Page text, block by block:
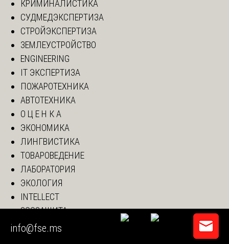
КРИМИНАЛИСТИКА
СУДМЕДЭКСПЕРТИЗА
СТРОЙЭКСПЕРТИЗА
ЗЕМЛЕУСТРОЙСТВО
ENGINEERING
IT ЭКСПЕРТИЗА
ПОЖАРОТЕХНИКА
АВТОТЕХНИКА
О Ц Е Н К А
ЭКОНОМИКА
ЛИНГВИСТИКА
ТОВАРОВЕДЕНИЕ
ЛАБОРАТОРИЯ
ЭКОЛОГИЯ
INTELLECT
ЗООЗАЩИТА
LIBRARY
info@fse.ms